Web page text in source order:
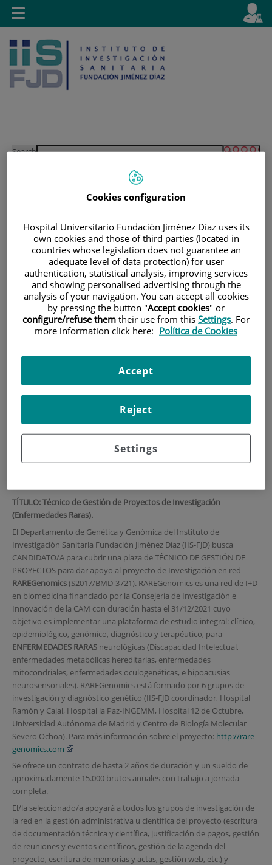
Jump to content
Jump
Language
Active
en
Search
Toggle
navigation
HOME|TRAINING AND EMPLOYMENT
EMPLOYMENT OFFERS
CONVOCATORIA PARA CONTRATO ASOCIADO A
CONVOCATORIA para
contrato asociado a
S2017/BMD-
3721RAREGenomics
_Técnico de Gestión
TÍTULO: Técnico de Gestión de Proyectos de Investigación
(Enfermedades Raras).
El Departamento de Genética y Genómica del Instituto de
Investigación Sanitaria Fundación Jiménez Díaz (IIS-FJD) busca
CANDIDATO/A para cubrir una plaza de TÉCNICO DE GESTIÓN DE
PROYECTOS para dar apoyo al proyecto de Investigación en red
RAREGenomics(S2017/BMD-3721). RAREGenomics es una red de I+D
en biomedicina financiado por la Consejería de Investigación e
Innovación de la CAM con duración hasta el 31/12/2021 cuyo
objetivo es implementar una plataforma de estudio integral: clínico,
epidemiológico, genómico, diagnóstico y terapéutico, para
ENFERMEDADES RARAS neurológicas (Discapacidad Intelectual,
enfermedades metabólicas hereditarias, enfermedades
mitocondriales, enfermedades oculogenéticas, e hipoacusias
neurosensoriales). RAREGenomics está formado por 6 grupos de
investigación y diagnóstico genético (IIS-FJD coordinador, Hospital
Ramón y Cajal, Hospital la Paz-INGEMM, Hospital 12 de Octubre,
Universidad Autónoma de Madrid y Centro de Biología Molecular
Severo Ochoa). Para más información sobre el proyecto: http://rare-
genomics.com
Se ofrece un contrato de hasta 2 años de duración y un sueldo de
aproximadamente 15.000 brutos anuales con trabajo a jornada
completa.
El/la seleccionado/a apoyará a todos los grupos de investigación de
la red en la gestión administrativa u científica del proyecto (escritura
de documentación técnica y científica, justificación de pagos, gestión
de reuniones y eventos científicos, gestión de la agenda del
proyecto, escritura de memorias y actas, gestión web, etc.) y
Cookies configuration
Hospital Universitario Fundación Jiménez Díaz uses its
own cookies and those of third parties (located in
countries whose legislation does not guarantee an
adequate level of data protection) for user
authentication, statistical analysis, improving services
and showing personalised advertising through the
analysis of your navigation. You can accept all cookies
by pressing the button "Accept cookies" or
configure/refuse them their use from this Settings. For
more information click here: Política de Cookies
Settings
Reject
Accept